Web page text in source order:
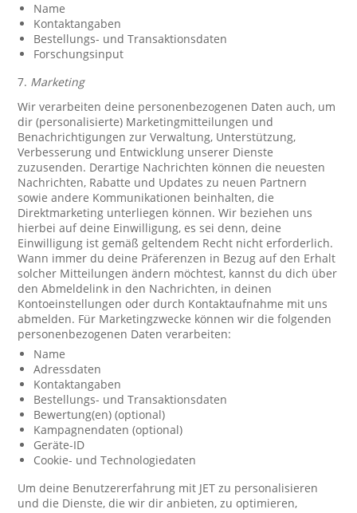
Name
Kontaktangaben
Bestellungs- und Transaktionsdaten
Forschungsinput
7. Marketing
Wir verarbeiten deine personenbezogenen Daten auch, um
dir (personalisierte) Marketingmitteilungen und
Benachrichtigungen zur Verwaltung, Unterstützung,
Verbesserung und Entwicklung unserer Dienste
zuzusenden. Derartige Nachrichten können die neuesten
Nachrichten, Rabatte und Updates zu neuen Partnern
sowie andere Kommunikationen beinhalten, die
Direktmarketing unterliegen können. Wir beziehen uns
hierbei auf deine Einwilligung, es sei denn, deine
Einwilligung ist gemäß geltendem Recht nicht erforderlich.
Wann immer du deine Präferenzen in Bezug auf den Erhalt
solcher Mitteilungen ändern möchtest, kannst du dich über
den Abmeldelink in den Nachrichten, in deinen
Kontoeinstellungen oder durch Kontaktaufnahme mit uns
abmelden. Für Marketingzwecke können wir die folgenden
personenbezogenen Daten verarbeiten:
Name
Adressdaten
Kontaktangaben
Bestellungs- und Transaktionsdaten
Bewertung(en) (optional)
Kampagnendaten (optional)
Geräte-ID
Cookie- und Technologiedaten
Um deine Benutzererfahrung mit JET zu personalisieren
und die Dienste, die wir dir anbieten, zu optimieren,